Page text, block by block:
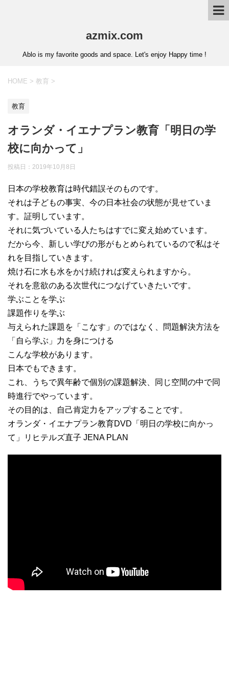
azmix.com
Ablo is my favorite goods and space. Let's enjoy Happy time !
HOME > 教育 >
教育
オランダ・イエナプラン教育「明日の学
校に向かって」
投稿日： 2019年10月8日
日本の学校教育は時代錯誤そのものです。
それは子どもの事実、今の日本社会の状態が見せていま
す。証明しています。
それに気づいている人たちはすでに変え始めています。
だから今、新しい学びの形がもとめられているので私はそ
れを目指していきます。
焼け石に水も水をかけ続ければ変えられますから。
それを意欲のある次世代につなげていきたいです。
学ぶことを学ぶ
課題作りを学ぶ
与えられた課題を「こなす」のではなく、問題解決方法を
「自ら学ぶ」力を身につける
こんな学校があります。
日本でもできます。
これ、うちで異年齢で個別の課題解決、同じ空間の中で同
時進行でやっています。
その目的は、自己肯定力をアップすることです。
オランダ・イエナプラン教育DVD「明日の学校に向かっ
て」リヒテルズ直子 JENA PLAN